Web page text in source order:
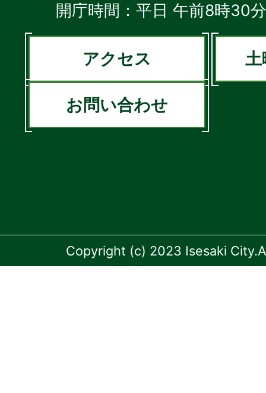
開庁時間：平日 午前8時30
アクセス 土
お問い合わせ
Copyright (c) 2023 Isesaki